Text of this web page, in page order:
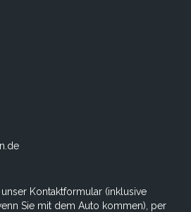
Kontaktformular (inklusive
Sie mit dem Auto kommen), per